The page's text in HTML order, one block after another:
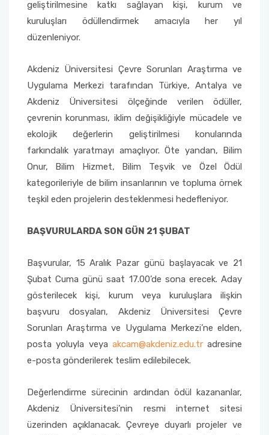
geliştirilmesine katkı sağlayan kişi, kurum ve
kuruluşları ödüllendirmek amacıyla her yıl
düzenleniyor.
Akdeniz Üniversitesi Çevre Sorunları Araştırma ve
Uygulama Merkezi tarafından Türkiye, Antalya ve
Akdeniz Üniversitesi ölçeğinde verilen ödüller,
çevrenin korunması, iklim değişikliğiyle mücadele ve
ekolojik değerlerin geliştirilmesi konularında
farkındalık yaratmayı amaçlıyor. Öte yandan, Bilim
Onur, Bilim Hizmet, Bilim Teşvik ve Özel Ödül
kategorileriyle de bilim insanlarının ve topluma örnek
teşkil eden projelerin desteklenmesi hedefleniyor.
BAŞVURULARDA SON GÜN 21 ŞUBAT
Başvurular, 15 Aralık Pazar günü başlayacak ve 21
Şubat Cuma günü saat 17.00’de sona erecek. Aday
gösterilecek kişi, kurum veya kuruluşlara ilişkin
başvuru dosyaları, Akdeniz Üniversitesi Çevre
Sorunları Araştırma ve Uygulama Merkezi’ne elden,
posta yoluyla veya akcam@akdeniz.edu.tradresine
e-posta gönderilerek teslim edilebilecek.
Değerlendirme sürecinin ardından ödül kazananlar,
Akdeniz Üniversitesi’nin resmi internet sitesi
üzerinden açıklanacak. Çevreye duyarlı projeler ve
2022-2026 Stratejik Planı
Akademik Tören
İlahiyat Fakültesi
Kemer Denizcilik Fakültesi
Kumluca Sağlık Bilimleri Fakültesi
Manavgat Sosyal ve Beşeri Bilimler Fakültesi
Manavgat Yabancı Diller Fakültesi
Mimarlık Fakültesi
Mühendislik Fakültesi
Sağlık Bilimleri Fakültesi
Serik İşletme Fakültesi
Spor Bilimleri Fakültesi
Su Ürünleri Fakültesi
Tıp Fakültesi
Sağlık Hizmetleri MYO
Sosyal Bilimler MYO
Teknik Bilimler MYO
Yapı İşleri ve Teknik Daire Başkanlığı
Mezun Bilgi Sistemi
Online Sağlık Hizmetleri Randevu Sistemi
Yönetim Sistemi)
Dış Kaynaklı Proje Takip Sistemi
AB Projeleri
TÜBİTAK Projeleri
Web of Science
SciVal